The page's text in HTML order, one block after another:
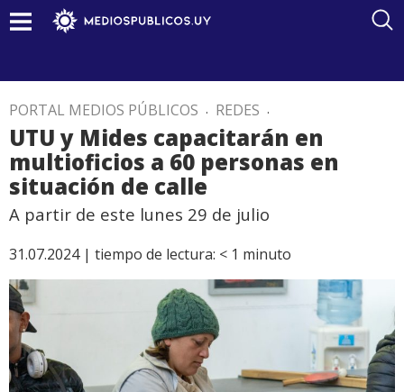
PORTAL MEDIOS PÚBLICOS . REDES .
UTU y Mides capacitarán en
multioficios a 60 personas en
situación de calle
A partir de este lunes 29 de julio
31.07.2024 | tiempo de lectura: < 1 minuto